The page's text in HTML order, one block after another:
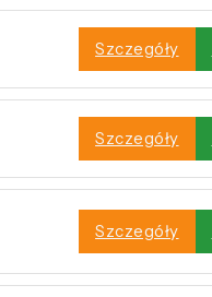
Szczegóły
Szczegóły
Szczegóły